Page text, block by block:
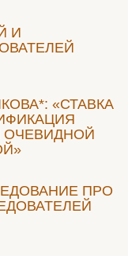
И
«СТАВКА
ОЧЕВИДНОЙ
ПРО